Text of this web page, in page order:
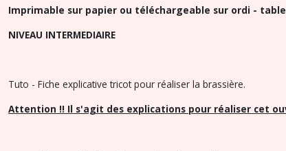
Imprimable sur papier ou téléchargeable sur ordi -
NIVEAU INTERMEDIAIRE
Tuto - Fiche explicative tricot pour réaliser la brassière.
Attention !! Il s'agit des explications pour réaliser cet